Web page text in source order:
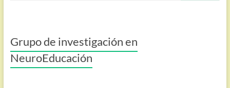
Grupo de investigación en
NeuroEducación